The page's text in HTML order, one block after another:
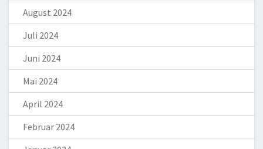
August 2024
Juli 2024
Juni 2024
Mai 2024
April 2024
Februar 2024